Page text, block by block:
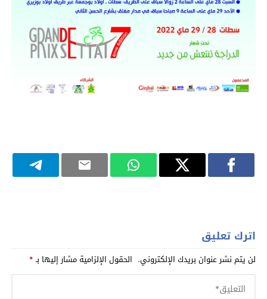
اترك تعليق
لن يتم نشر عنوان بريدك الإلكتروني. الحقول الإلزامية مشار إليها بـ*